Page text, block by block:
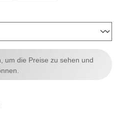
um die Preise zu sehen und